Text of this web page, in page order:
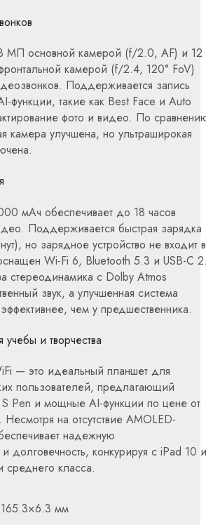
МП основной камерой (f/2.0, AF) и 12
камерой (f/2.4, 120° FoV)
Поддерживается запись
функции, такие как Best Face и Auto
фото и видео. По
камера улучшена, но ультраширокая
мАч обеспечивает до 18 часов
Поддерживается быстрая зарядка
но зарядное устройство не входит в
Wi-Fi 6, Bluetooth 5.3 и USB-C
стереодинамика с Dolby Atmos
звук, а улучшенная система
чем у предшественника.
и творчества
— это идеальный планшет для
пользователей, предлагающий
Pen и мощные AI-функции по цене от
на отсутствие AMOLED-
надежную
долговечность, конкурируя с iPad 10 и
класса.
мм